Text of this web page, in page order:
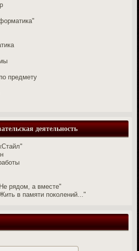
предмету
деятельность
рядом, а вместе"
в памяти поколений..."